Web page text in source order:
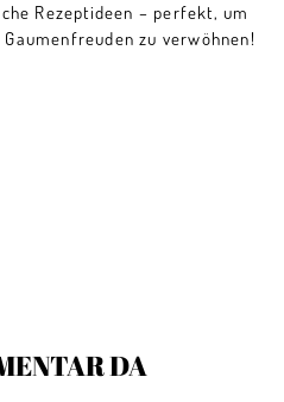
Rezeptideen – perfekt, um
zu verwöhnen!
DA